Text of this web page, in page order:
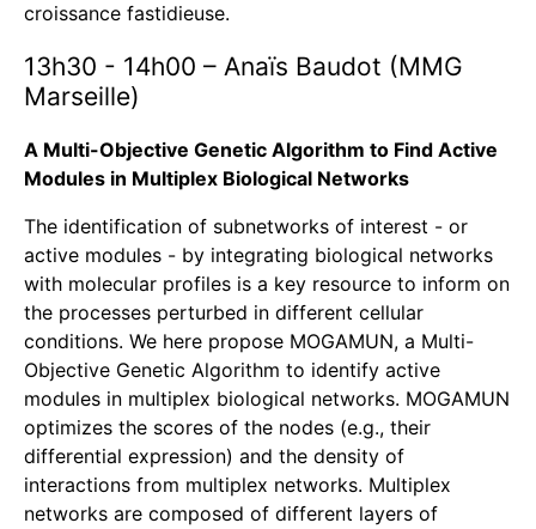
croissance fastidieuse.
13h30 - 14h00 – Anaïs Baudot (MMG
Marseille)
A Multi-Objective Genetic Algorithm to Find Active
Modules in Multiplex Biological Networks
The identification of subnetworks of interest - or
active modules - by integrating biological networks
with molecular profiles is a key resource to inform on
the processes perturbed in different cellular
conditions. We here propose MOGAMUN, a Multi-
Objective Genetic Algorithm to identify active
modules in multiplex biological networks. MOGAMUN
optimizes the scores of the nodes (e.g., their
differential expression) and the density of
interactions from multiplex networks. Multiplex
networks are composed of different layers of